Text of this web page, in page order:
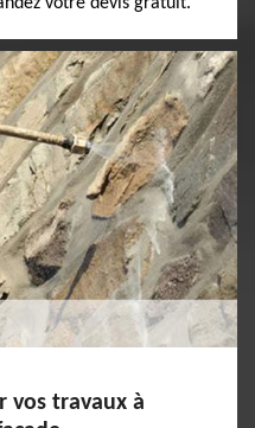
vos travaux à